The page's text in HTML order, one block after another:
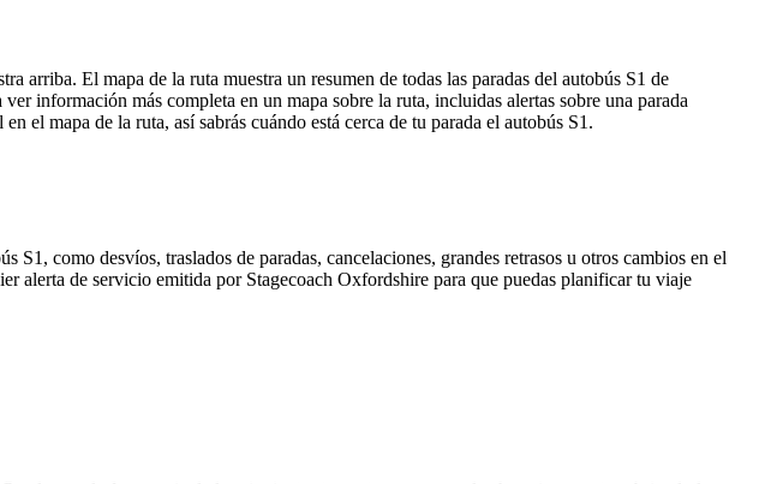
arriba. El mapa de la ruta muestra un resumen de todas las paradas del autobús S1 de
ver información más completa en un mapa sobre la ruta, incluidas alertas sobre una parada
el mapa de la ruta, así sabrás cuándo está cerca de tu parada el autobús S1.
como desvíos, traslados de paradas, cancelaciones, grandes retrasos u otros cambios en el
alerta de servicio emitida por Stagecoach Oxfordshire para que puedas planificar tu viaje